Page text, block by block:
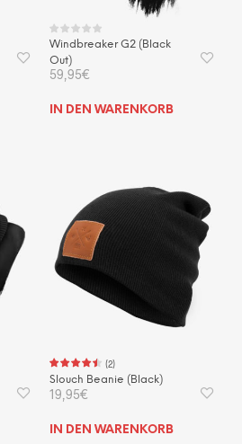
Windbreaker G2 (Black
Out)
59,95€
IN DEN WARENKORB
(2)
Slouch Beanie (Black)
19,95€
IN DEN WARENKORB